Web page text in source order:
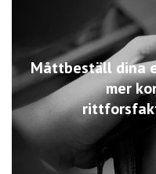
Måttbeställ dina
mer